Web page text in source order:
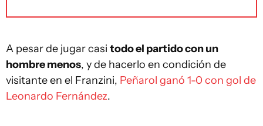
A pesar de jugar casi todo el partido con un
hombre menos, y de hacerlo en condición de
visitante en el Franzini, Peñarol ganó 1-0 con gol de
Leonardo Fernández.